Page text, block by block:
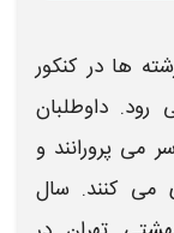
ها در کنکور
داوطلبان
پرورانند و
کنند. سال